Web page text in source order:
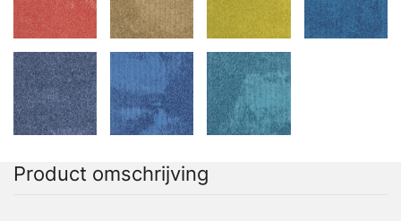
Product omschrijving